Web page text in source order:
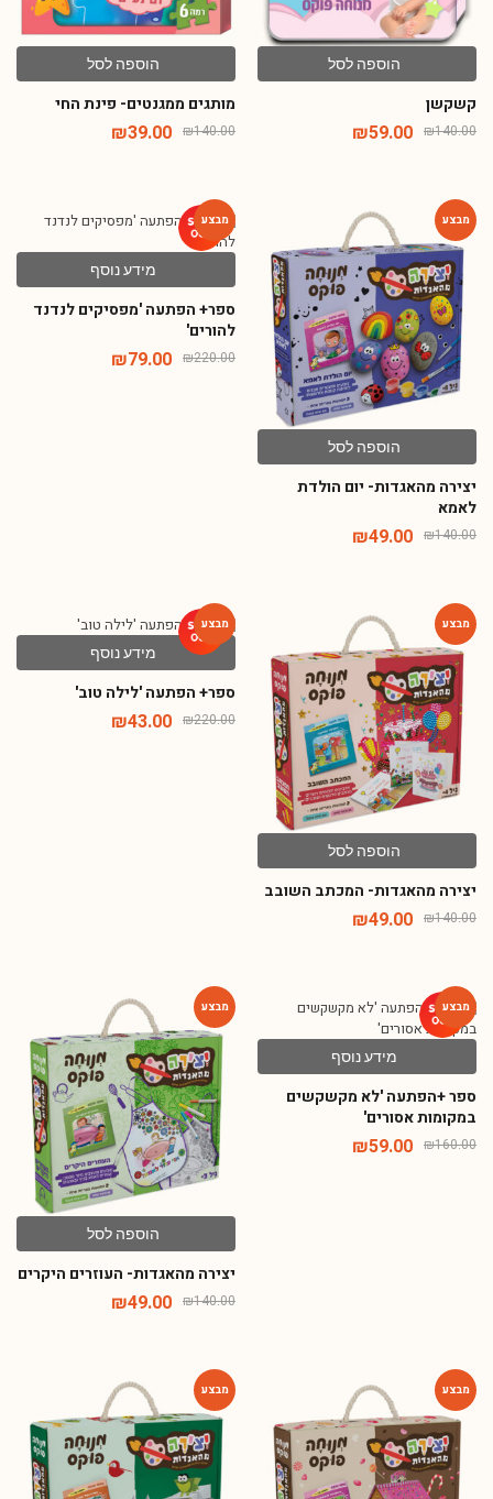
הוספה לסל
קשקשן
₪140.00
₪59.00
הוספה לסל
מותגים ממגנטים- פינת החי
₪140.00
₪39.00
הוספה לסל
יצירה מהאגדות- יום הולדת
לאמא
₪140.00
₪49.00
מידע נוסף
ספר+ הפתעה 'מפסיקים לנדנד
להורים'
₪220.00
₪79.00
הוספה לסל
יצירה מהאגדות- המכתב השובב
₪140.00
₪49.00
מידע נוסף
ספר+ הפתעה 'לילה טוב'
₪220.00
₪43.00
מידע נוסף
ספר +הפתעה 'לא מקשקשים
במקומות אסורים'
₪160.00
₪59.00
הוספה לסל
יצירה מהאגדות- העוזרים היקרים
₪140.00
₪49.00